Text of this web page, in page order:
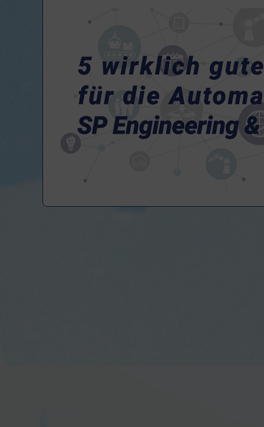
Wir kennen das mittelständische Bedürfnis
haben unseren Workflow
Wir verfügen über jahrelange Erfahrung
Produktionsprozessen der
Wir verfügen über leistungsstarke
Wir entwickeln passgenau dimensionierte
maßgeschneiderte Lösungen für
s-Analyse, Prozessoptimale Planung,
Instandhaltung vereinen wir die Aufgaben des
Service Dienstleisters: Bei SP